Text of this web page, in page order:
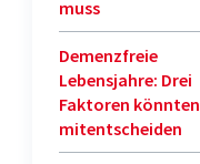
muss
Demenzfreie
Lebensjahre: Drei
Faktoren könnten
mitentscheiden